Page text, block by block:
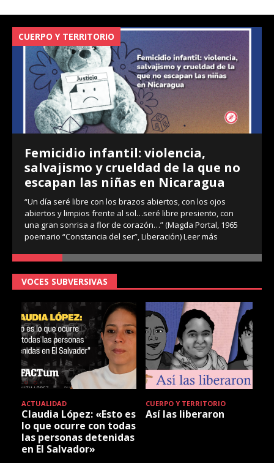
CUERPO Y TERRITORIO
Femicidio infantil: violencia,
salvajismo y crueldad de la que no
escapan las niñas en Nicaragua
“Un día seré libre con los brazos abiertos, con los ojos
abiertos y limpios frente al sol…seré libre presiento, con
una gran sonrisa a flor de corazón…” (Magda Portal, 1965
poemario “Constancia del ser”, Liberación)Leer más
VOCES SUBVERSIVAS
ACTUALIDAD
Claudia López: «Esto es
lo que ocurre con todas
las personas detenidas
en El Salvador»
CUERPO Y TERRITORIO
Así las liberaron